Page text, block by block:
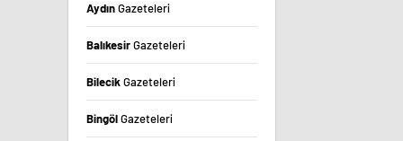
AydınGazeteleri
BalıkesirGazeteleri
BilecikGazeteleri
BingölGazeteleri